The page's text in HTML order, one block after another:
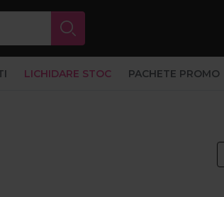
LICHIDARE STOC PACHETE PROMO